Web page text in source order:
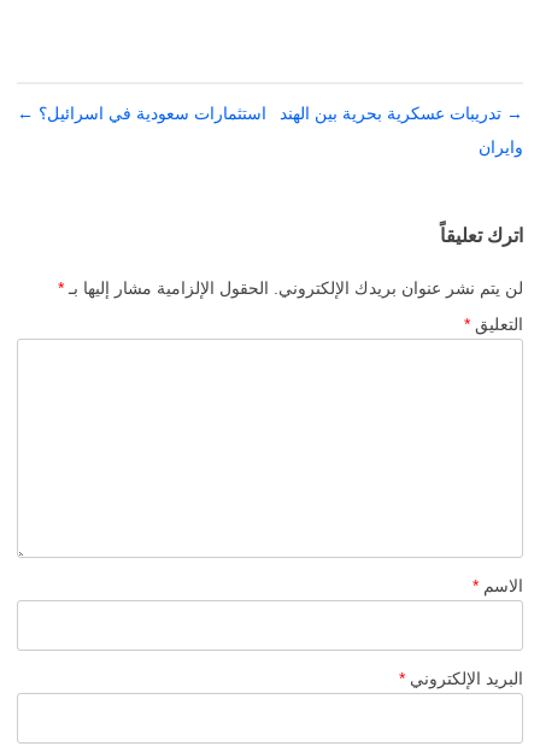
تصفّح
المقالات
→ تدريبات عسكرية بحرية بين الهند
وايران
استثمارات سعودية في اسرائيل؟ ←
اترك تعليقاً
لن يتم نشر عنوان بريدك الإلكتروني. الحقول الإلزامية مشار إليها بـ *
التعليق *
الاسم *
البريد الإلكتروني *